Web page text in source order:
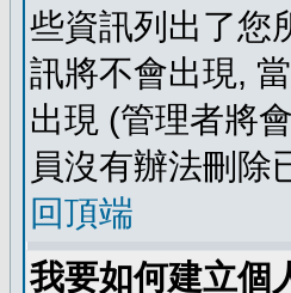
些資訊列出了您
訊將不會出現,
出現 (管理者將
員沒有辦法刪除
回頂端
我要如何建立個